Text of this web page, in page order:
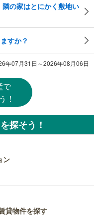
の家はとにかく敷地い
すか？
年07月31日～2026年08月06日
で
！
探そう！
ン
貸物件を探す